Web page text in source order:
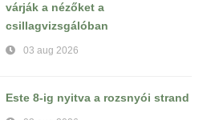
várják a nézőket a
csillagvizsgálóban
03 aug 2026
Este 8-ig nyitva a rozsnyói strand